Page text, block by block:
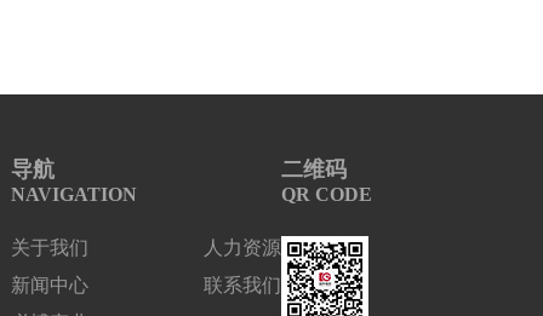
导航
NAVIGATION
关于我们
新闻中心
人力资源
联系我们
二维码
QR CODE